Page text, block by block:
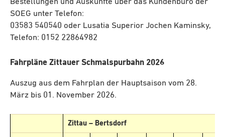
Bestellungen und Auskünfte über das Kundenbüro der
SOEG unter Telefon:
03583 540540 oder Lusatia Superior Jochen Kaminsky,
Telefon: 0152 22864982
Fahrpläne Zittauer Schmalspurbahn 2026
Auszug aus dem Fahrplan der Hauptsaison vom 28.
März bis 01. November 2026.
Zittau – Bertsdorf